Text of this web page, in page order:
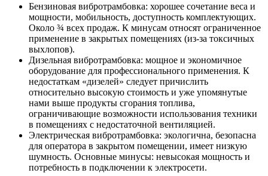
Бензиновая вибротрамбовка: хорошее сочетание веса и
мощности, мобильность, доступность комплектующих.
Около ¾ всех продаж. К минусам относят ограниченное
применение в закрытых помещениях (из-за токсичных
выхлопов).
Дизельная вибротрамбовка: мощное и экономичное
оборудование для профессионального применения. К
недостаткам «дизелей» следует причислить
относительно высокую стоимость и уже упомянутые
нами выше продукты сгорания топлива,
ограничивающие возможности использования техники
в помещениях с недостаточной вентиляцией.
Электрическая вибротрамбовка: экологична, безопасна
для оператора в закрытом помещении, имеет низкую
шумность. Основные минусы: невысокая мощность и
потребность в подключении к электросети.